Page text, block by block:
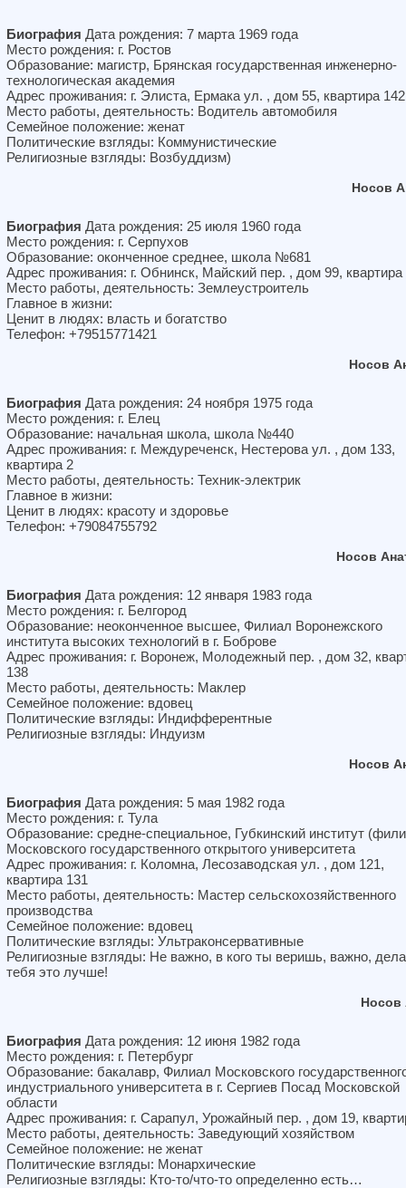
Биография Дата рождения: 7 марта 1969 года
Место рождения: г. Ростов
Образование: магистр, Брянская государственная инженерно-
технологическая академия
Адрес проживания: г. Элиста, Ермака ул. , дом 55, квартира 142
Место работы, деятельность: Водитель автомобиля
Семейное положение: женат
Политические взгляды: Коммунистические
Религиозные взгляды: Возбуддизм)
Носов
Биография Дата рождения: 25 июля 1960 года
Место рождения: г. Серпухов
Образование: оконченное среднее, школа №681
Адрес проживания: г. Обнинск, Майский пер. , дом 99, квартира
Место работы, деятельность: Землеустроитель
Главное в жизни:
Ценит в людях: власть и богатство
Телефон: +79515771421
Носов
Биография Дата рождения: 24 ноября 1975 года
Место рождения: г. Елец
Образование: начальная школа, школа №440
Адрес проживания: г. Междуреченск, Нестерова ул. , дом 133,
квартира 2
Место работы, деятельность: Техник-электрик
Главное в жизни:
Ценит в людях: красоту и здоровье
Телефон: +79084755792
Носов
Биография Дата рождения: 12 января 1983 года
Место рождения: г. Белгород
Образование: неоконченное высшее, Филиал Воронежского
института высоких технологий в г. Боброве
Адрес проживания: г. Воронеж, Молодежный пер. , дом 32,
138
Место работы, деятельность: Маклер
Семейное положение: вдовец
Политические взгляды: Индифферентные
Религиозные взгляды: Индуизм
Носов
Биография Дата рождения: 5 мая 1982 года
Место рождения: г. Тула
Образование: средне-специальное, Губкинский институт
Московского государственного открытого университета
Адрес проживания: г. Коломна, Лесозаводская ул. , дом 121,
квартира 131
Место работы, деятельность: Мастер сельскохозяйственного
производства
Семейное положение: вдовец
Политические взгляды: Ультраконсервативные
Религиозные взгляды: Не важно, в кого ты веришь, важно,
тебя это лучше!
Носов
Биография Дата рождения: 12 июня 1982 года
Место рождения: г. Петербург
Образование: бакалавр, Филиал Московского
индустриального университета в г. Сергиев Посад Московской
области
Адрес проживания: г. Сарапул, Урожайный пер. , дом 19,
Место работы, деятельность: Заведующий хозяйством
Семейное положение: не женат
Политические взгляды: Монархические
Религиозные взгляды: Кто-то/что-то определенно есть…